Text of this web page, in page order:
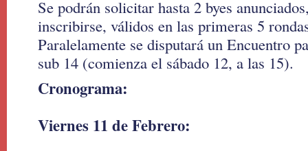
Se podrán solicitar hasta 2 byes
inscribirse, válidos en las primeras 5
Paralelamente se disputará un Encuentro
sub 14 (comienza el sábado 12, a las 15).
Cronograma:
Viernes 11 de Febrero: